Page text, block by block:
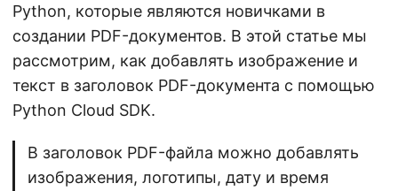
Python, которые являются новичками в
создании PDF-документов. В этой статье мы
рассмотрим, как добавлять изображение и
текст в заголовок PDF-документа с помощью
Python Cloud SDK.
В заголовок PDF-файла можно добавлять
изображения, логотипы, дату и время